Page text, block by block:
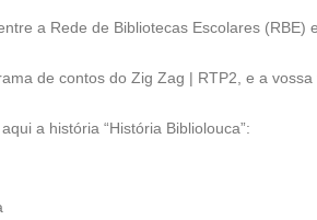
a Rede de Bibliotecas Escolares (RBE)
de contos do Zig Zag | RTP2, e a vossa
a história “História Bibliolouca”: